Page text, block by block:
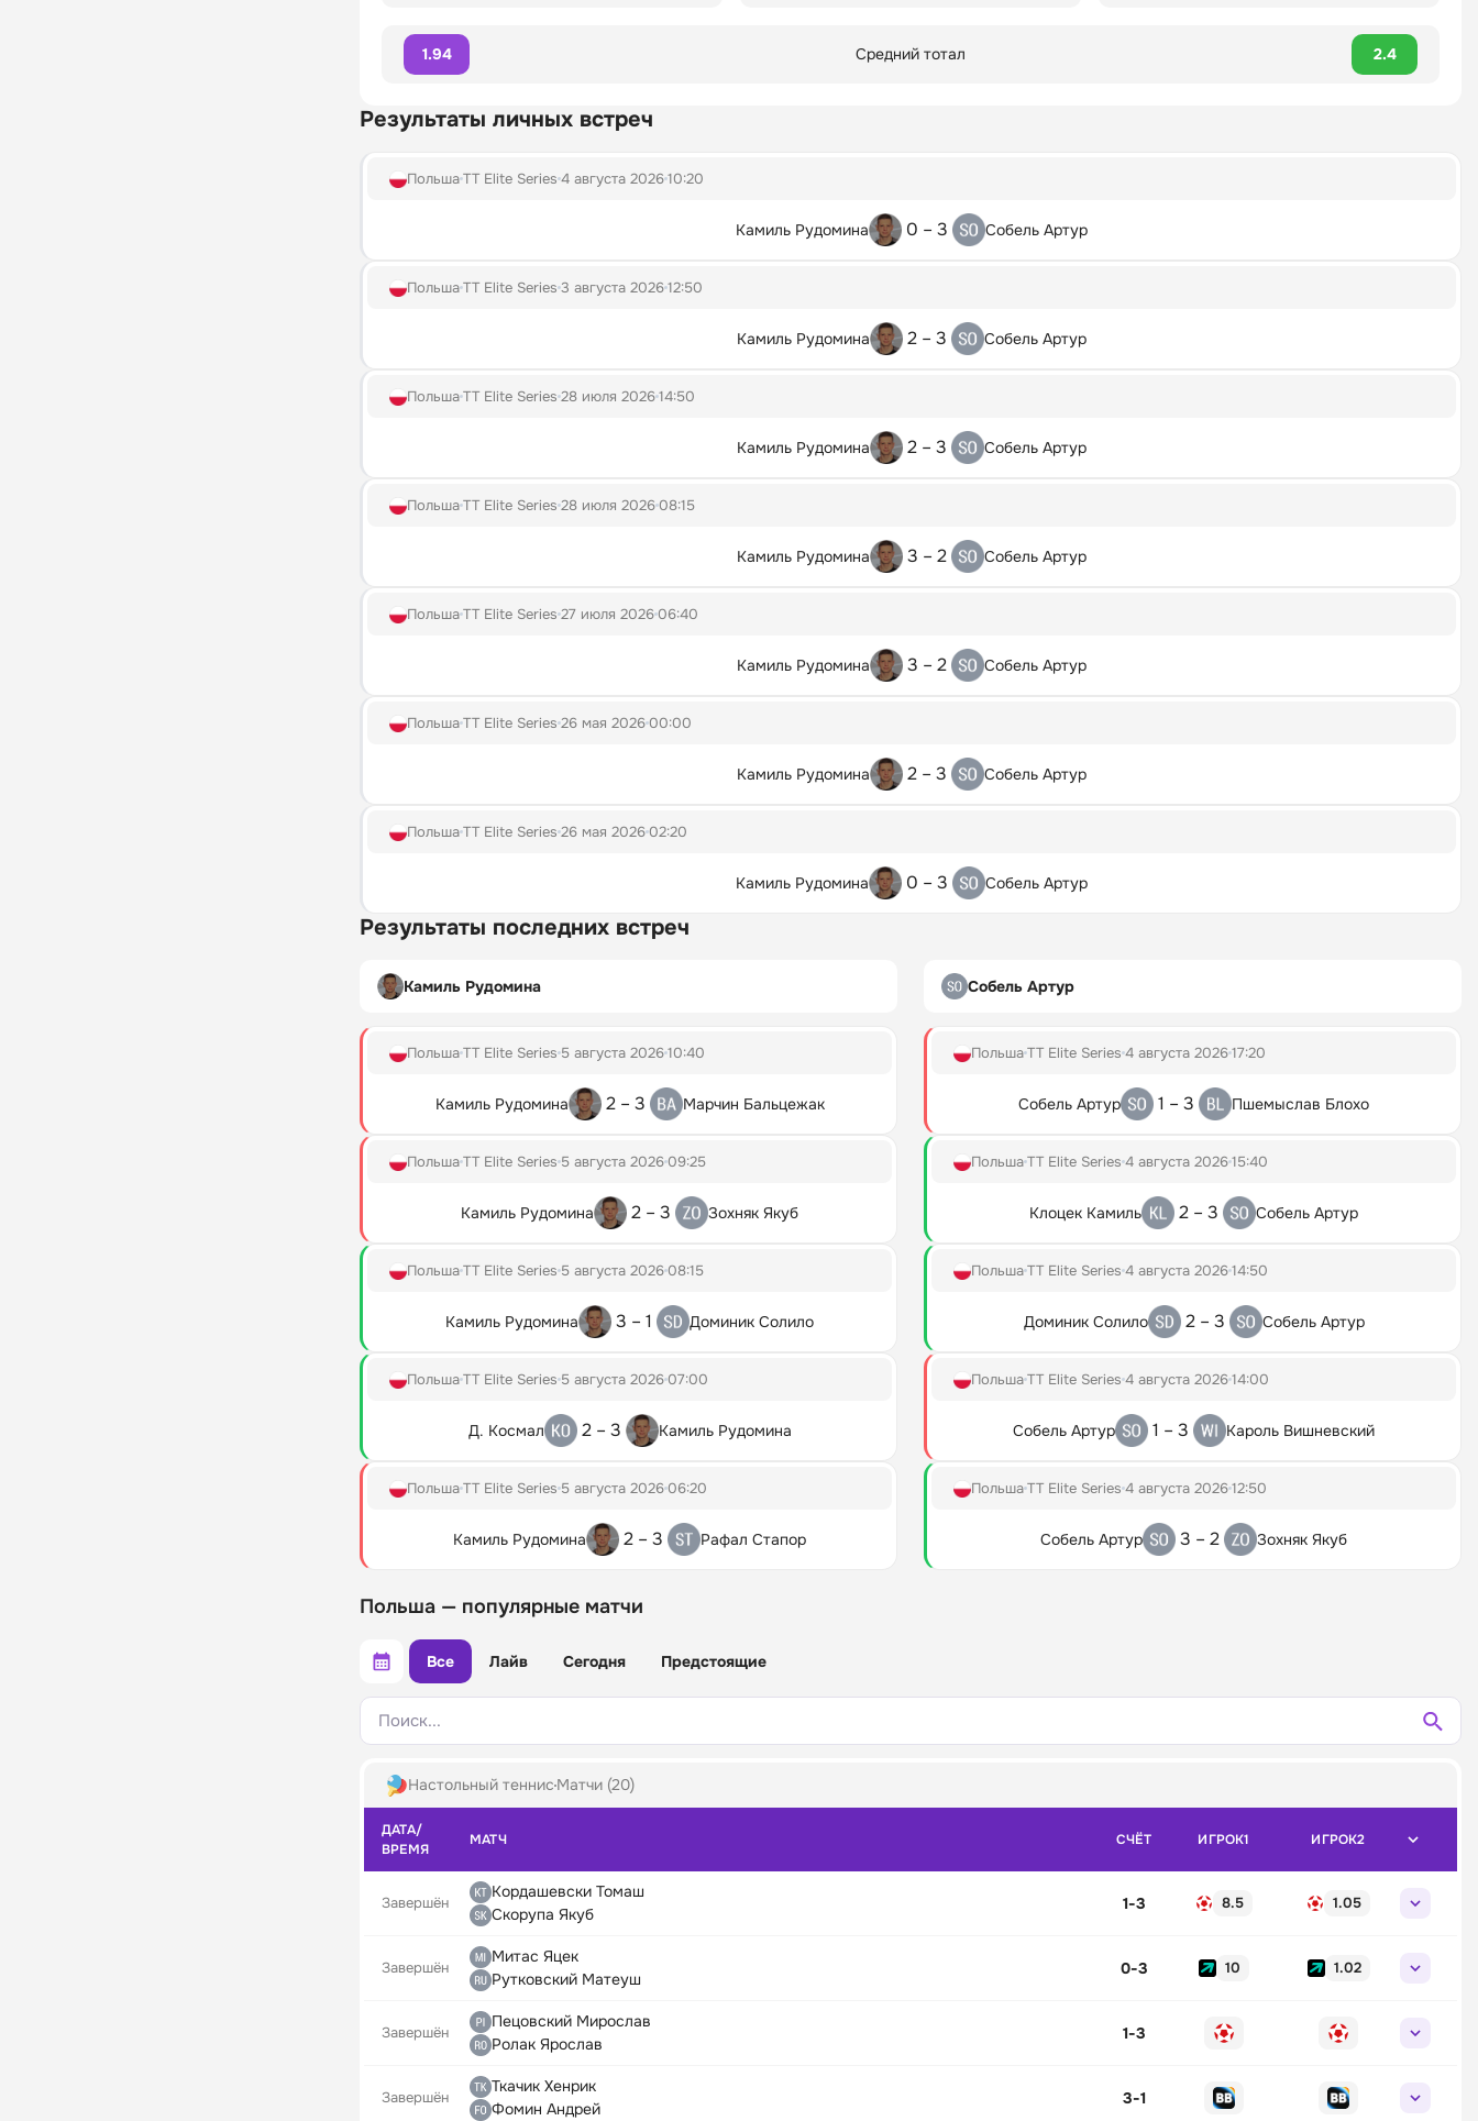
1.94 Средний тотал 2.4
Результаты личных встреч
ПольшаTT Elite Series 4 августа 202610:20
Камиль Рудомина 0 – 3 Собель Артур
ПольшаTT Elite Series 3 августа 202612:50
Камиль Рудомина 2 – 3 Собель Артур
ПольшаTT Elite Series 28 июля 202614:50
Камиль Рудомина 2 – 3 Собель Артур
ПольшаTT Elite Series 28 июля 202608:15
Камиль Рудомина 3 – 2 Собель Артур
ПольшаTT Elite Series 27 июля 202606:40
Камиль Рудомина 3 – 2 Собель Артур
ПольшаTT Elite Series 26 мая 202600:00
Камиль Рудомина 2 – 3 Собель Артур
ПольшаTT Elite Series 26 мая 202602:20
Камиль Рудомина 0 – 3 Собель Артур
Результаты последних встреч
Камиль Рудомина
ПольшаTT Elite Series 5 августа 202610:40
Камиль Рудомина 2 – 3 Марчин Бальцежак
ПольшаTT Elite Series 5 августа 202609:25
Камиль Рудомина 2 – 3 Зохняк Якуб
ПольшаTT Elite Series 5 августа 202608:15
Камиль Рудомина 3 – 1 Доминик Солило
ПольшаTT Elite Series 5 августа 202607:00
Д. Космал 2 – 3 Камиль Рудомина
ПольшаTT Elite Series 5 августа 202606:20
Камиль Рудомина 2 – 3 Рафал Стапор
Собель Артур
ПольшаTT Elite Series 4 августа 202617:20
Собель Артур 1 – 3 Пшемыслав Блохо
ПольшаTT Elite Series 4 августа 202615:40
Клоцек Камиль 2 – 3 Собель Артур
ПольшаTT Elite Series 4 августа 202614:50
Доминик Солило 2 – 3 Собель Артур
ПольшаTT Elite Series 4 августа 202614:00
Собель Артур 1 – 3 Кароль Вишневский
ПольшаTT Elite Series 4 августа 202612:50
Собель Артур 3 – 2 Зохняк Якуб
Польша — популярные матчи
Все Лайв Сегодня Предстоящие
Поиск...
Настольный теннис Матчи (20)
ДАТА/
ВРЕМЯ
МАТЧ СЧЁТ ИГРОК1 ИГРОК2
Завершён
Кордашевски Томаш
Скорупа Якуб
1-3 8.5 1.05
Завершён
Митас Яцек
Рутковский Матеуш
0-3 10 1.02
Завершён
Пецовский Мирослав
Ролак Ярослав
1-3
Завершён
Ткачик Хенрик
Фомин Андрей
3-1